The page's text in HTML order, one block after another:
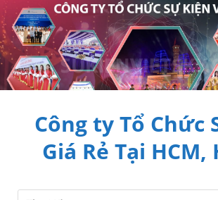
Công ty Tổ Chức
Giá Rẻ Tại HCM,